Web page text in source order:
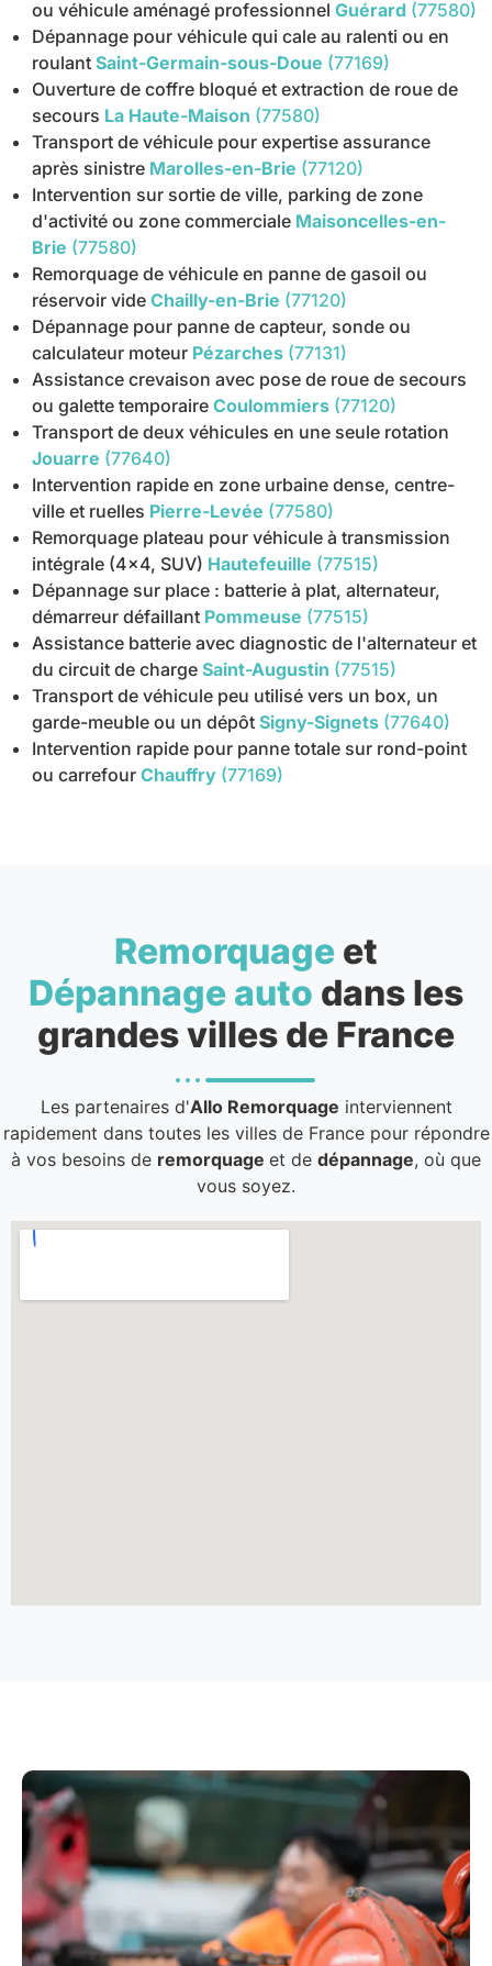
ou véhicule aménagé professionnel Guérard (77580)
Dépannage pour véhicule qui cale au ralenti ou en
roulant Saint-Germain-sous-Doue (77169)
Ouverture de coffre bloqué et extraction de roue de
secours La Haute-Maison (77580)
Transport de véhicule pour expertise assurance
après sinistre Marolles-en-Brie (77120)
Intervention sur sortie de ville, parking de zone
d'activité ou zone commerciale Maisoncelles-en-
Brie (77580)
Remorquage de véhicule en panne de gasoil ou
réservoir vide Chailly-en-Brie (77120)
Dépannage pour panne de capteur, sonde ou
calculateur moteur Pézarches (77131)
Assistance crevaison avec pose de roue de secours
ou galette temporaire Coulommiers (77120)
Transport de deux véhicules en une seule rotation
Jouarre (77640)
Intervention rapide en zone urbaine dense, centre-
ville et ruelles Pierre-Levée (77580)
Remorquage plateau pour véhicule à transmission
intégrale (4x4, SUV) Hautefeuille (77515)
Dépannage sur place : batterie à plat, alternateur,
démarreur défaillant Pommeuse (77515)
Assistance batterie avec diagnostic de l'alternateur et
du circuit de charge Saint-Augustin (77515)
Transport de véhicule peu utilisé vers un box, un
garde-meuble ou un dépôt Signy-Signets (77640)
Intervention rapide pour panne totale sur rond-point
ou carrefour Chauffry (77169)
Remorquage et
Dépannage auto dans les
grandes villes de France
Les partenaires d'Allo Remorquage interviennent
rapidement dans toutes les villes de France pour répondre
à vos besoins de remorquage et de dépannage, où que
vous soyez.